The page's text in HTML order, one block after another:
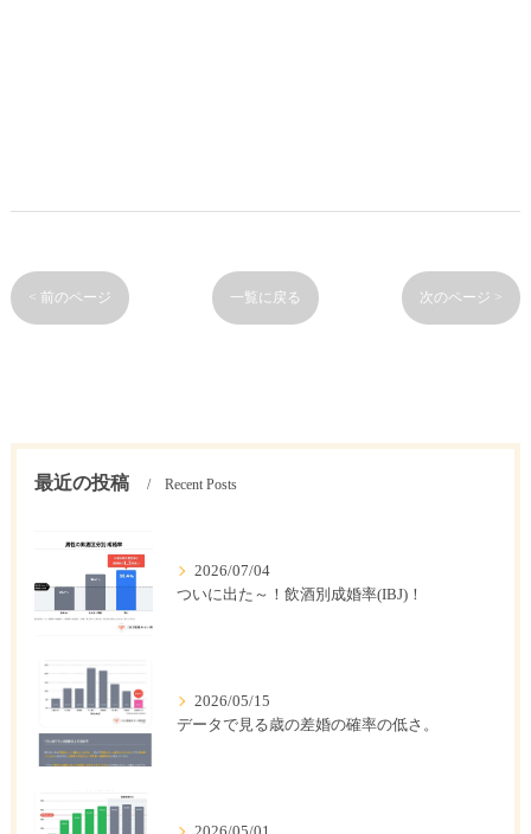
< 前のページ 一覧に戻る 次のページ >
最近の投稿 Recent Posts
2026/07/04
ついに出た～！飲酒別成婚率(IBJ)！
2026/05/15
データで見る歳の差婚の確率の低さ。